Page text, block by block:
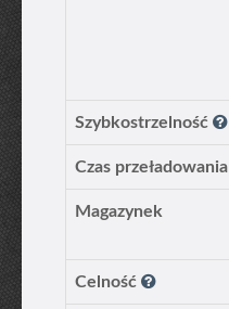
Szybkostrzelność
Czas przeładowania
Magazynek
Celność